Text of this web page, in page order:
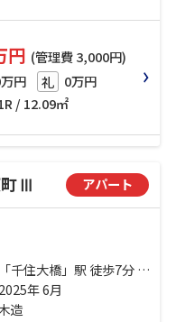
円 (管理費 3,000円)
円 礼 0万円
/ 12.09㎡
町Ⅲ アパート
千住大橋」駅 徒歩7分 常
」駅 徒歩14分 東武伊
田」駅 徒歩14分
年 6月
造